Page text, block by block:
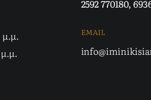
μ.μ.
2592 770180,
EMAIL